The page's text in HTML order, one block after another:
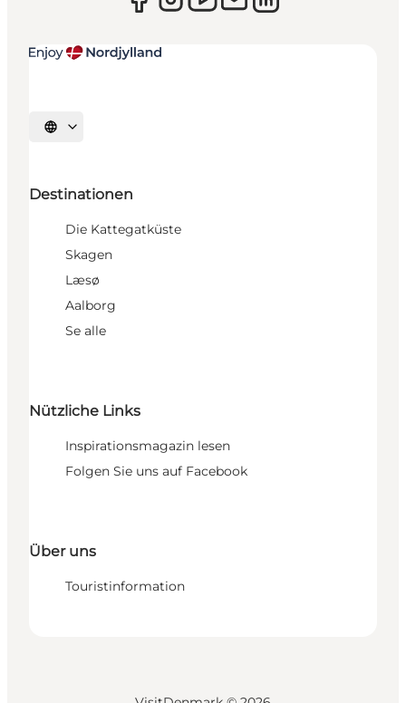
Sprache auswählen
Destinationen
Die Kattegatküste
Skagen
Læsø
Aalborg
Se alle
Nützliche Links
Inspirationsmagazin lesen
Folgen Sie uns auf Facebook
Über uns
Touristinformation